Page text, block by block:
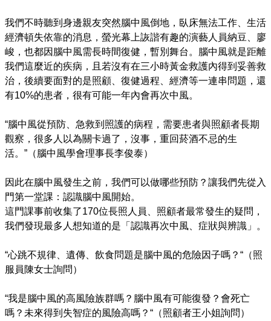
我們不時聽到身邊親友突然腦中風倒地，臥床無法工作、生活
經濟頓失依靠的消息，螢光幕上詼諧有趣的演藝人員納豆、廖
峻，也都因腦中風需長時間復健，暫別舞台。腦中風就是距離
我們這麼近的疾病，且若沒有在三小時黃金救護內得到妥善救
治，後續要面對的是照顧、復健過程、經濟等一連串問題，還
有10%的患者，很有可能一年內會再次中風。
“腦中風從預防、急救到照護的病程，需要患者與照顧者長期
觀察，很多人以為關卡過了，沒事，重回菸酒不忌的生
活。”（腦中風學會理事長李俊泰）
因此在腦中風發生之前，我們可以做哪些預防？讓我們先從入
門第一堂課：認識腦中風開始。
這門課事前收集了170位長照人員、照顧者最常發生的疑問，
我們發現最多人想知道的是「認識再次中風、症狀與辨識」。
“心跳不規律、遺傳、飲食問題是腦中風的危險因子嗎？“（照
服員陳女士詢問）
“我是腦中風的高風險族群嗎？腦中風有可能復發？會死亡
嗎？未來得到失智症的風險高嗎？“（照顧者王小姐詢問）